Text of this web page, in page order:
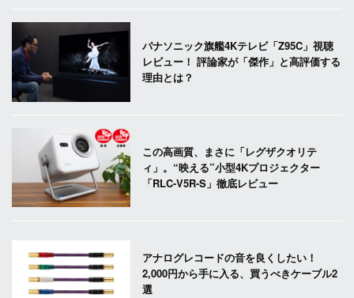
パナソニック旗艦4Kテレビ「Z95C」視聴
レビュー！ 評論家が「傑作」と高評価する
理由とは？
この高画質、まさに「レグザクオリテ
ィ」。“映える”小型4Kプロジェクター
「RLC-V5R-S」徹底レビュー
アナログレコードの音を良くしたい！
2,000円から手に入る、買うべきケーブル2
選